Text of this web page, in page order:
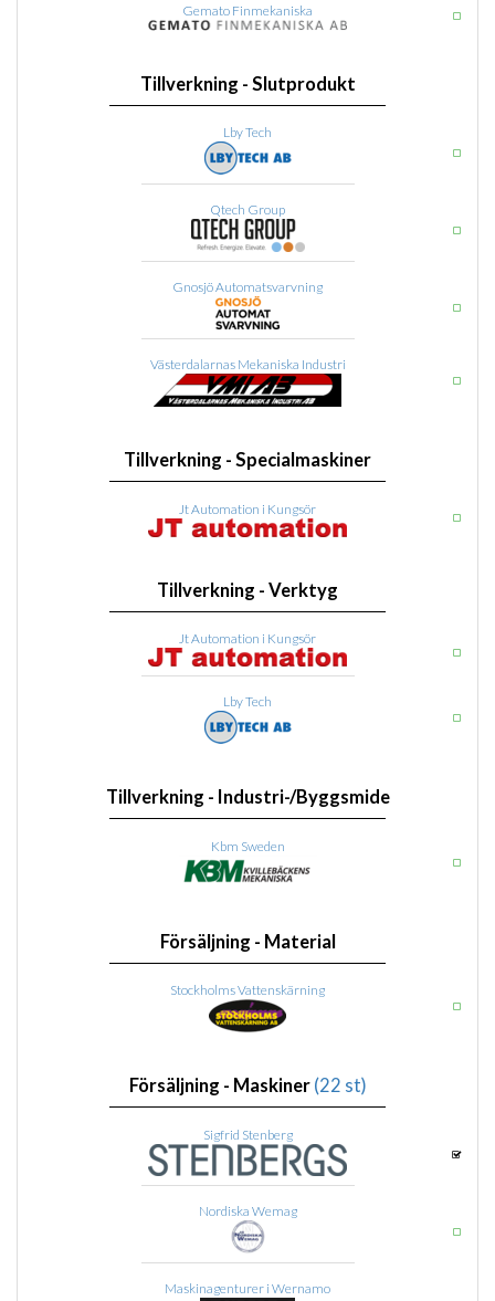
Gemato Finmekaniska
Tillverkning - Slutprodukt
Lby Tech
Qtech Group
Gnosjö Automatsvarvning
Västerdalarnas Mekaniska Industri
Tillverkning - Specialmaskiner
Jt Automation i Kungsör
Tillverkning - Verktyg
Jt Automation i Kungsör
Lby Tech
Tillverkning - Industri-/Byggsmide
Kbm Sweden
Försäljning - Material
Stockholms Vattenskärning
Försäljning - Maskiner (22 st)
Sigfrid Stenberg
Nordiska Wemag
Maskinagenturer i Wernamo